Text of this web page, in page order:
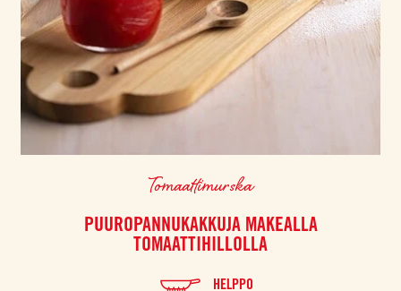
Tomaattimurska
PUUROPANNUKAKKUJA MAKEALLA
TOMAATTIHILLOLLA
HELPPO